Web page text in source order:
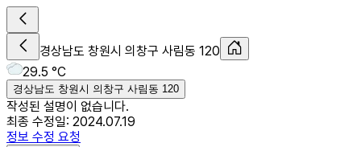
경상남도 창원시 의창구 사림동 120
29.5 °C
경상남도 창원시 의창구 사림동 120
작성된 설명이 없습니다.
최종 수정일: 2024.07.19
정보 수정 요청